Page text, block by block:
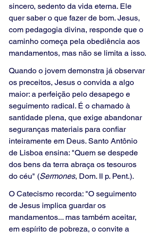
sincero, sedento da vida eterna. Ele
quer saber o que fazer de bom. Jesus,
com pedagogia divina, responde que o
caminho começa pela obediência aos
mandamentos, mas não se limita a isso.
Quando o jovem demonstra já observar
os preceitos, Jesus o convida a algo
maior: a perfeição pelo desapego e
seguimento radical. É o chamado à
santidade plena, que exige abandonar
seguranças materiais para confiar
inteiramente em Deus. Santo Antônio
de Lisboa ensina: "Quem se despede
dos bens da terra abraça os tesouros
do céu" (Sermones, Dom. II p. Pent.).
O Catecismo recorda: "O seguimento
de Jesus implica guardar os
mandamentos... mas também aceitar,
em espírito de pobreza, o convite a